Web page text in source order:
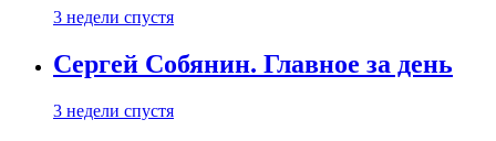
3 недели спустя
Сергей Собянин. Главное за день
3 недели спустя